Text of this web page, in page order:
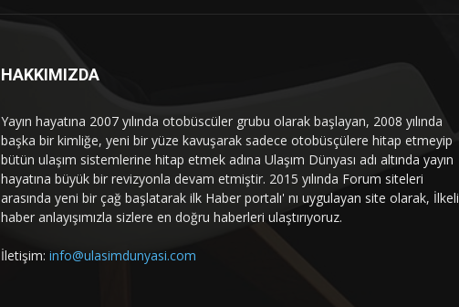
HAKKIMIZDA
Yayın hayatına 2007 yılında otobüscüler grubu olarak başlayan, 2008 yılında
başka bir kimliğe, yeni bir yüze kavuşarak sadece otobüsçülere hitap etmeyip
bütün ulaşım sistemlerine hitap etmek adına Ulaşım Dünyası adı altında yayın
hayatına büyük bir revizyonla devam etmiştir. 2015 yılında Forum siteleri
arasında yeni bir çağ başlatarak ilk Haber portalı' nı uygulayan site olarak, İlkeli
haber anlayışımızla sizlere en doğru haberleri ulaştırıyoruz.
İletişim: info@ulasimdunyasi.com